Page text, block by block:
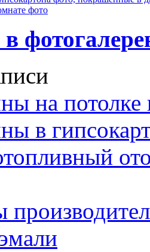
на потолке
в